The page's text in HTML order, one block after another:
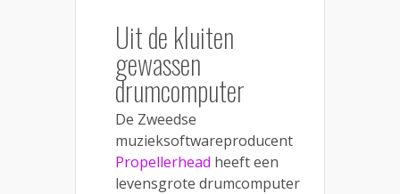
Uit de kluiten
gewassen
drumcomputer
De Zweedse
muzieksoftwareproducent
Propellerhead heeft een
levensgrote drumcomputer